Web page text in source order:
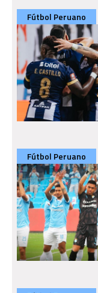
Fútbol Peruano
Fútbol Peruano